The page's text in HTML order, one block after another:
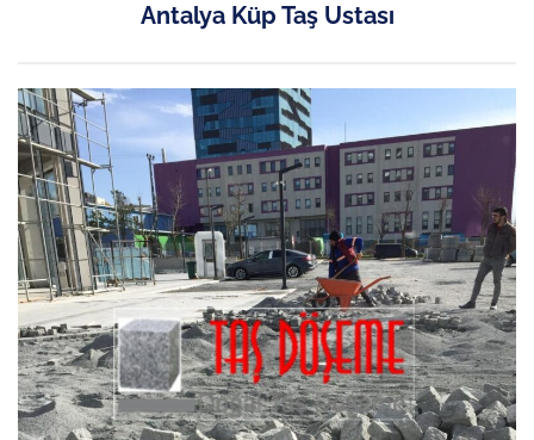
Antalya Küp Taş Ustası